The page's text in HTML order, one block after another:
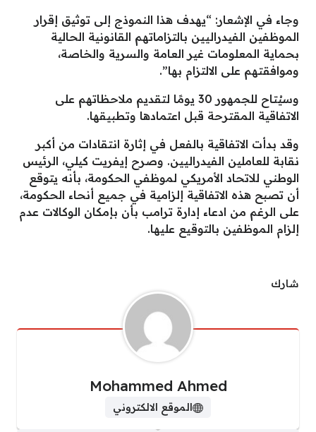
وجاء في الإشعار: “يهدف هذا النموذج إلى توثيق إقرار
الموظفين الفيدراليين بالتزاماتهم القانونية الحالية
بحماية المعلومات غير العامة والسرية والخاصة،
وموافقتهم على الالتزام بها”.
وسيُتاح للجمهور 30 يومًا لتقديم ملاحظاتهم على
الاتفاقية المقترحة قبل اعتمادها وتطبيقها.
وقد بدأت الاتفاقية بالفعل في إثارة انتقادات من أكبر
نقابة للعاملين الفيدراليين. وصرح إيفريت كيلي، الرئيس
الوطني للاتحاد الأمريكي لموظفي الحكومة، بأنه يتوقع
أن تصبح هذه الاتفاقية إلزامية في جميع أنحاء الحكومة،
على الرغم من ادعاء إدارة ترامب بأن بإمكان الوكالات عدم
إلزام الموظفين بالتوقيع عليها.
شارك
Mohammed Ahmed
الموقع الالكتروني